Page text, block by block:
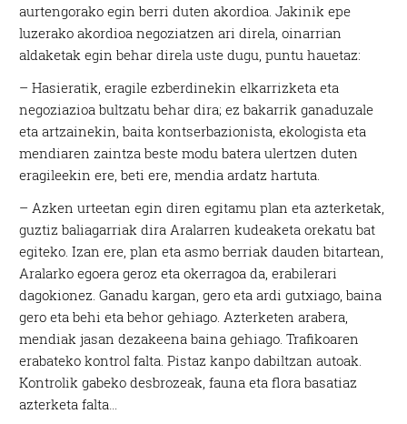
aurtengorako egin berri duten akordioa. Jakinik epe
luzerako akordioa negoziatzen ari direla, oinarrian
aldaketak egin behar direla uste dugu, puntu hauetaz:
– Hasieratik, eragile ezberdinekin elkarrizketa eta
negoziazioa bultzatu behar dira; ez bakarrik ganaduzale
eta artzainekin, baita kontserbazionista, ekologista eta
mendiaren zaintza beste modu batera ulertzen duten
eragileekin ere, beti ere, mendia ardatz hartuta.
– Azken urteetan egin diren egitamu plan eta azterketak,
guztiz baliagarriak dira Aralarren kudeaketa orekatu bat
egiteko. Izan ere, plan eta asmo berriak dauden bitartean,
Aralarko egoera geroz eta okerragoa da, erabilerari
dagokionez. Ganadu kargan, gero eta ardi gutxiago, baina
gero eta behi eta behor gehiago. Azterketen arabera,
mendiak jasan dezakeena baina gehiago. Trafikoaren
erabateko kontrol falta. Pistaz kanpo dabiltzan autoak.
Kontrolik gabeko desbrozeak, fauna eta flora basatiaz
azterketa falta…